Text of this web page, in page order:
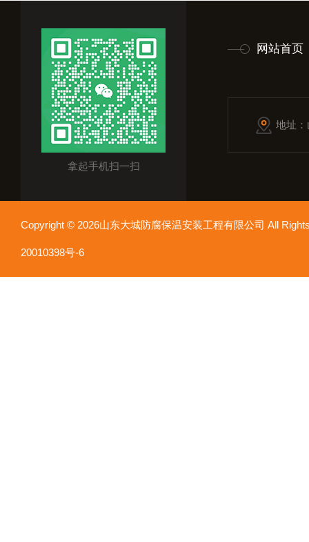
拿起手机扫一扫
网站首页
地址
Copyright © 2026山东大城防腐保温安装工程有限公司 All
20010398号-6